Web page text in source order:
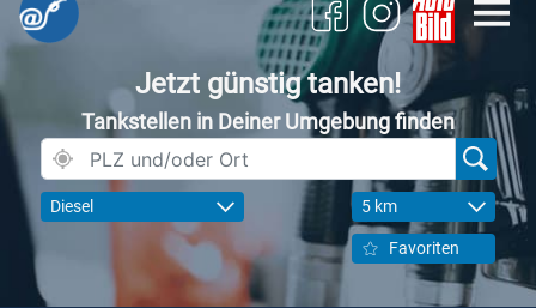
Jetzt günstig tanken!
Tankstellen in Deiner Umgebung finden
Diesel 5 km
Favoriten